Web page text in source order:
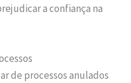
a confiança na
de processos anulados